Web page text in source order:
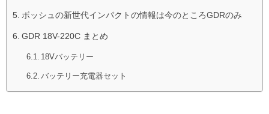
ボッシュの新世代インパクトの情報は今のところGDRのみ
GDR 18V-220C まとめ
18Vバッテリー
バッテリー充電器セット